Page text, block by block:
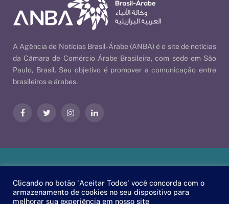
A Agência de Notícias Brasil-Árabe (ANBA) é o site de notícias
da Câmara de Comércio Árabe Brasileira, com sede em São
Paulo, Brasil. Seu objetivo é promover a comunicação entre
brasileiros e árabes.
FacebookTwitter InstagramLinkedIn
Árabe | ByEscaEsco.
Clicando no botão 'Aceitar Todos' você concorda com o
armazenamento de cookies no seu dispositivo para
melhorar sua experiência em nosso site